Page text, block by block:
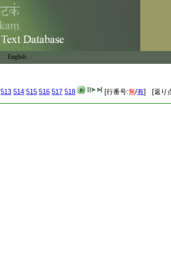
English
513 514 515 516 517 518 [行番号:無/有] [返り